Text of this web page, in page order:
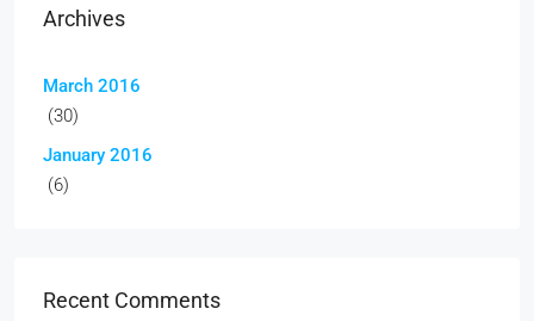
Archives
March 2016
(30)
January 2016
(6)
Recent Comments